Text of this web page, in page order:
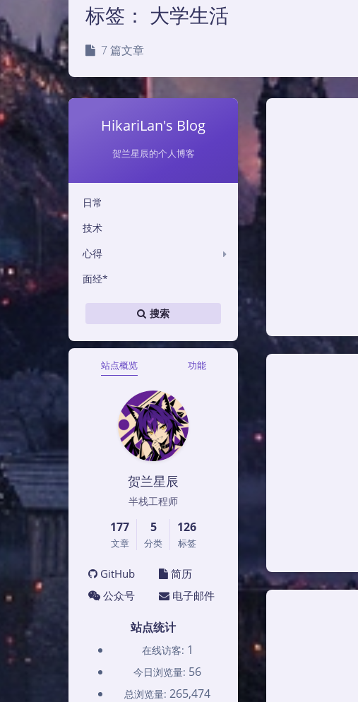
标签： 大学生活
7 篇文章
HikariLan's Blog
贺兰星辰的个人博客
日常
技术
心得
面经*
搜索
站点概览 功能
贺兰星辰
半栈工程师
177
文章
5
分类
126
标签
GitHub
简历
公众号
电子邮件
站点统计
在线访客: 1
今日浏览量: 56
总浏览量: 265,474